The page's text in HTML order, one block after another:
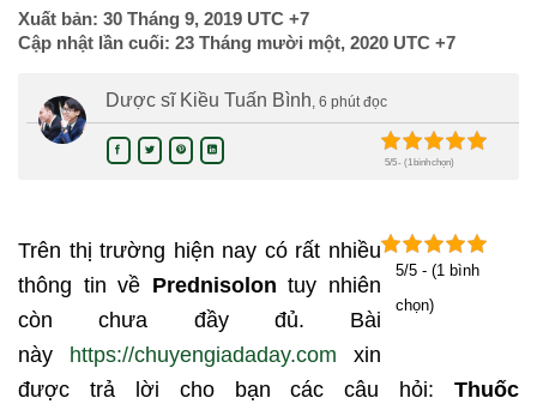
Xuất bản: 30 Tháng 9, 2019 UTC +7
Cập nhật lần cuối: 23 Tháng mười một, 2020 UTC +7
Dược sĩ Kiều Tuấn Bình, 6 phút đọc
5/5 - (1 bình chọn)
5/5 - (1 bình
chọn)
Trên thị trường hiện nay có rất nhiều
thông tin về Prednisolon tuy nhiên
còn chưa đầy đủ. Bài
này https://chuyengiadaday.com xin
được trả lời cho bạn các câu hỏi: Thuốc